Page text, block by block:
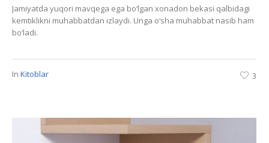
Jamiyatda yuqori mavqega ega bo‘lgan xonadon bekasi qalbidagi
kemtiklikni muhabbatdan izlaydi. Unga o‘sha muhabbat nasib ham
bo‘ladi.
In Kitoblar 3